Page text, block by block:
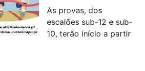
As provas, dos
escalões sub-12 e sub-
10, terão início a partir